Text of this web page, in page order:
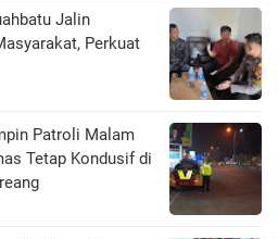
Jalin
Perkuat
Patroli Malam
Tetap Kondusif di